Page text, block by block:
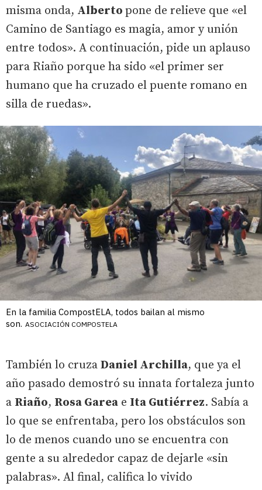
misma onda, Alberto pone de relieve que «el
Camino de Santiago es magia, amor y unión
entre todos». A continuación, pide un aplauso
para Riaño porque ha sido «el primer ser
humano que ha cruzado el puente romano en
silla de ruedas».
En la familia CompostELA, todos bailan al mismo
son. ASOCIACIÓN COMPOSTELA
También lo cruza Daniel Archilla, que ya el
año pasado demostró su innata fortaleza junto
a Riaño, Rosa Garea e Ita Gutiérrez. Sabía a
lo que se enfrentaba, pero los obstáculos son
lo de menos cuando uno se encuentra con
gente a su alrededor capaz de dejarle «sin
palabras». Al final, califica lo vivido